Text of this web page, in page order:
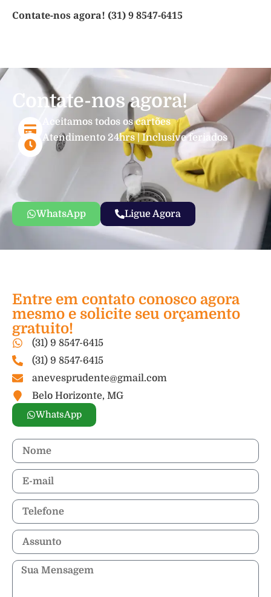
Contate-nos agora! (31) 9 8547-6415
Contate-nos agora!
Aceitamos todos os cartões
Atendimento 24hrs | Inclusive feriados
WhatsApp Ligue Agora
Entre em contato conosco agora
mesmo e solicite seu orçamento
gratuito!
(31) 9 8547-6415
(31) 9 8547-6415
anevesprudente@gmail.com
Belo Horizonte, MG
WhatsApp